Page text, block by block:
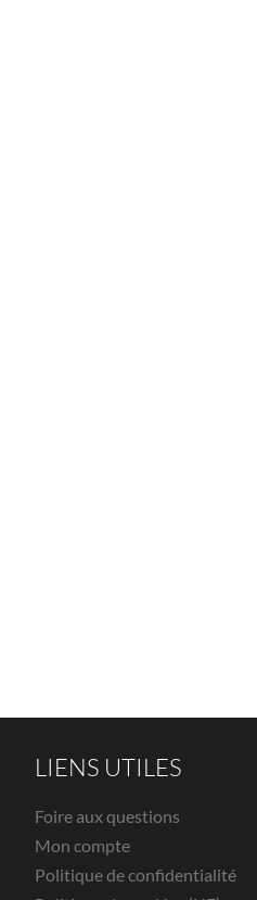
LIENS UTILES
Foire aux questions
Mon compte
Politique de confidentialité